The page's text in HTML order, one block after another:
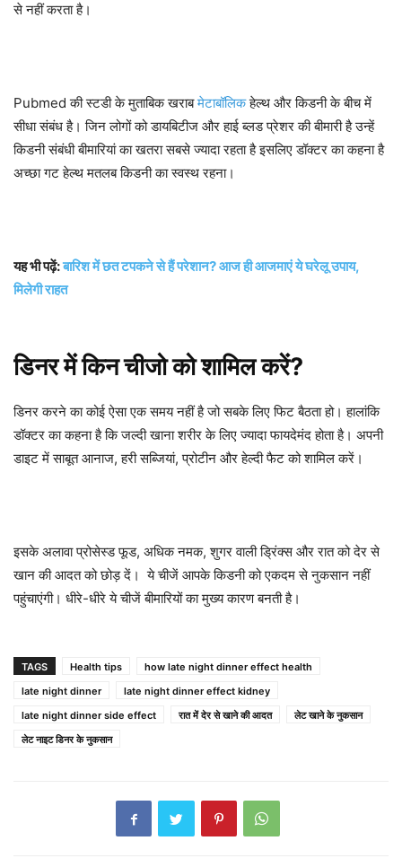
से नहीं करता है।
Pubmed की स्टडी के मुताबिक खराबमेटाबॉलिकहेल्थ और किडनी के बीच में
सीधा संबंध है। जिन लोगों को डायबिटीज और हाई ब्लड प्रेशर की बीमारी है उन्हें
किडनी संबंधी बीमारियां का खतरा सबसे ज्यादा रहता है इसलिए डॉक्टर का कहना है
अच्छा गट हेल्थ मतलब किडनी का स्वस्थ रहना।
यह भी पढ़ें:बारिश में छत टपकने से हैं परेशान? आज ही आजमाएं ये घरेलू उपाय,
मिलेगी राहत
डिनर में किन चीजो को शामिल करें?
डिनर करने का कोई ऐसा एक समय नहीं है जो सबके लिए फिट बैठता हो। हालांकि
डॉक्टर का कहना है कि जल्दी खाना शरीर के लिए ज्यादा फायदेमंद होता है। अपनी
डाइट में साबूत आनाज, हरी सब्जियां, प्रोटीन और हेल्दी फैट को शामिल करें।
इसके अलावा प्रोसेस्ड फूड, अधिक नमक, शुगर वाली ड्रिंक्स और रात को देर से
खान की आदत को छोड़ दें। ये चीजें आपके किडनी को एकदम से नुकसान नहीं
पहुंचाएंगी। धीरे-धीरे ये चीजें बीमारियों का मुख्य कारण बनती है।
TAGS Health tips
how late night dinner effect health
late night dinner
late night dinner effect kidney
late night dinner side effect
रात में देर से खाने की आदत
लेट खाने के नुकसान
लेट नाइट डिनर के नुकसान